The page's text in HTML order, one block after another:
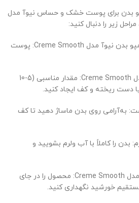
بدن برای پوست خشک و حساس نیوآ مدل
آماده‌سازی پوست برای شامپو بدن نیوآ مدل Creme Smooth: پوست
استفاده از شاور ژل نیوآ مدل Creme Smooth: مقدار مناسبی (5-10
دست ریخته و کف ایجاد کنید.
به‌آرامی روی بدن ماساژ دهید تا کف
را کاملاً با آب ولرم بشویید و
نگهداری شوینده بدن نیوآ مدل Creme Smooth: محصول را در جای
خورشید نگهداری کنید.